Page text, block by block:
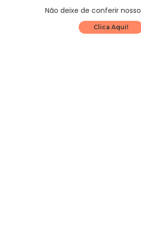
Não deixe de conferir nosso
Clica Aqui!